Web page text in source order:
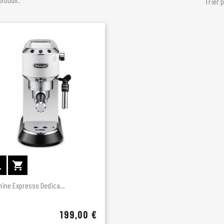

Expresso Dedica...
199,00 €